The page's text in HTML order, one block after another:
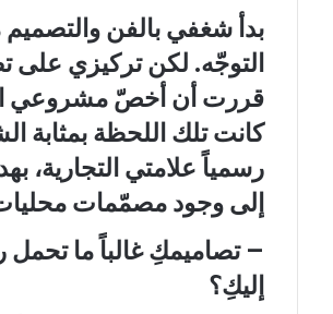
بدأ شغفي بالفن
التوجّه. لكن تركيزي على
قررت أن أخصّ مشروعي
رسمياً علامتي
إلى وجود مصمّمات
– تصاميمكِ غالباً ما تحمل
إليكِ؟